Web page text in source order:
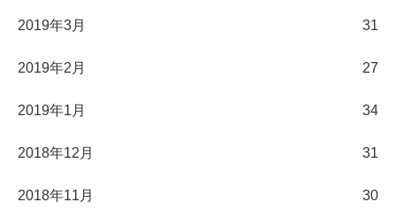
2019年3月 31
2019年2月 27
2019年1月 34
2018年12月 31
2018年11月 30